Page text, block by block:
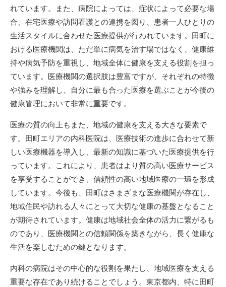
れています。また、病院によっては、症状によって必要な場
合、在宅医療や訪問看護との連携を図り、患者一人ひとりの
生活スタイルに合わせた医療提供が行われています。田町に
おける医療機関は、ただ単に病気を治す場ではなく、健康維
持や病気予防を重視し、地域全体に健康を支える役割を担っ
ています。医療機関の選択肢は豊富ですが、それぞれの特徴
や強みを理解し、自分に最も合った医療を選ぶことが今後の
健康管理において非常に重要です。
医療の質の向上もまた、地域の健康を支える大きな要素で
す。田町エリアの内科医院は、医療技術の進歩に合わせて新
しい医療機器を導入し、最新の知識に基づいた医療提供を行
っています。これにより、患者はより質の高い医療サービス
を享受することができ、信頼性の高い地域医療の一環を形成
しています。今後も、田町はさまざまな医療機関が存在し、
地域住民や訪れる人々にとって大切な健康の基盤となること
が期待されています。健康は地域社会全体の活力に繋がるも
のであり、医療機関との信頼関係を築きながら、長く健康な
生活を楽しむための鍵となります。
内科の病院はその中心的な役割を果たし、地域医療を支える
重要な存在であり続けることでしょう。東京都内、特に田町